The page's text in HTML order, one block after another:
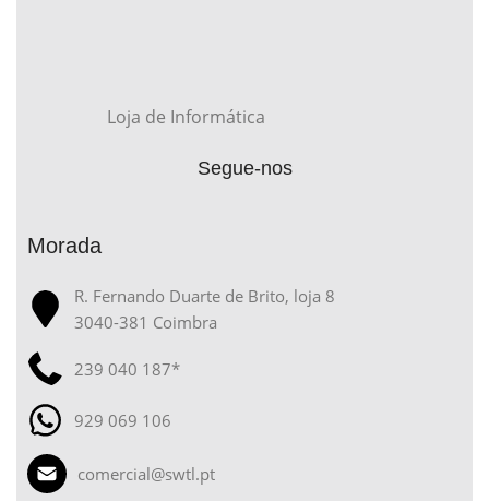
Loja de Informática
Segue-nos
Morada
R. Fernando Duarte de Brito, loja 8
3040-381 Coimbra
239 040 187*
929 069 106
comercial@swtl.pt